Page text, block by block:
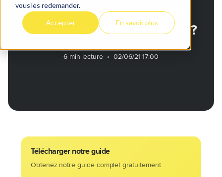
vous les redemander.
Accepter En savoir plus
Comment construire une
équipe Marketing en 2021 ?
6 min lecture • 02/06/21 17:00
Télécharger notre guide
Obtenez notre guide complet gratuitement